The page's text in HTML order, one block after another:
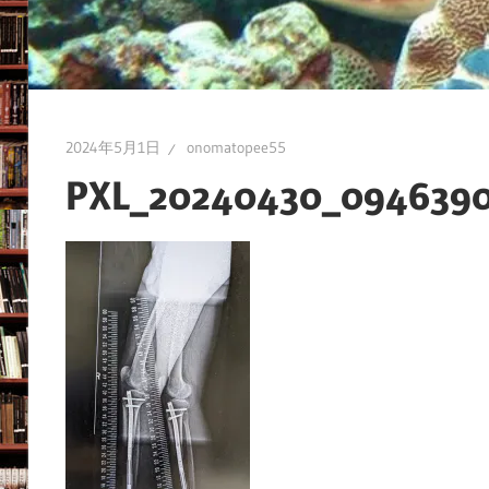
の
ブ
ロ
2024年5月1日 onomatopee55